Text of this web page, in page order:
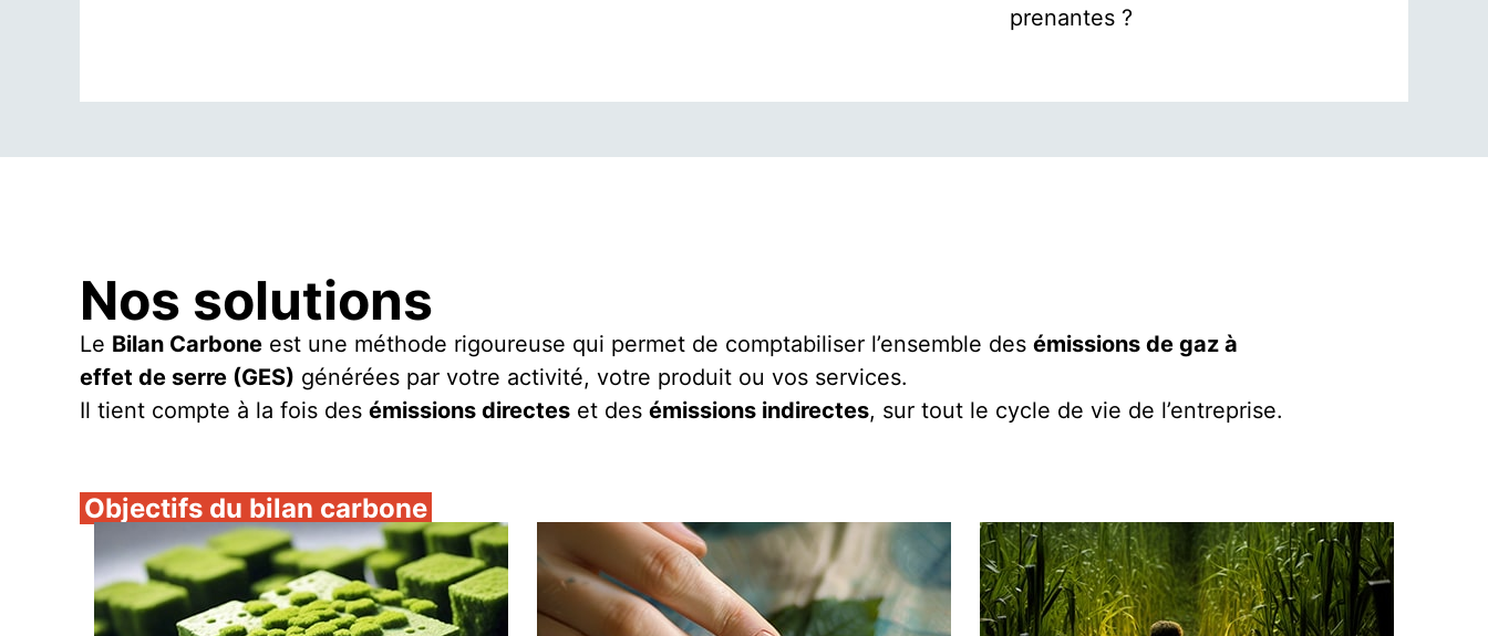
prenantes ?
Nos solutions
Le Bilan Carbone est une méthode rigoureuse qui permet de comptabiliser l’ensemble des émissions de gaz à
effet de serre (GES) générées par votre activité, votre produit ou vos services.
Il tient compte à la fois des émissions directes et des émissions indirectes, sur tout le cycle de vie de l’entreprise.
Objectifs du bilan carbone